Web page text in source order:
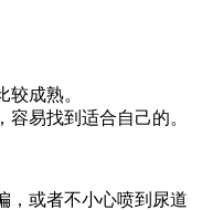
成熟。
易找到适合自己的。
，或者不小心喷到尿道